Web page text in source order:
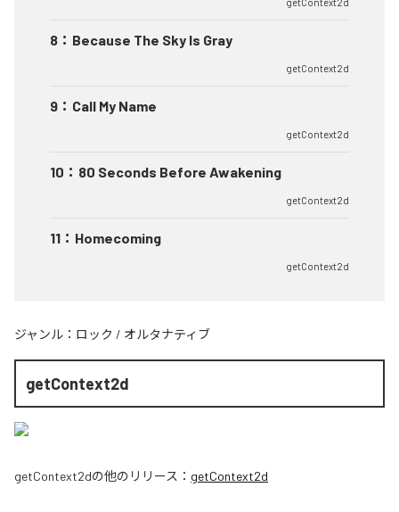
8 ： Because The Sky Is Gray
getContext2d
9 ： Call My Name
getContext2d
10 ： 80 Seconds Before Awakening
getContext2d
11 ： Homecoming
getContext2d
ジャンル： ロック / オルタナティブ
getContext2d
getContext2dの他のリリース： getContext2d